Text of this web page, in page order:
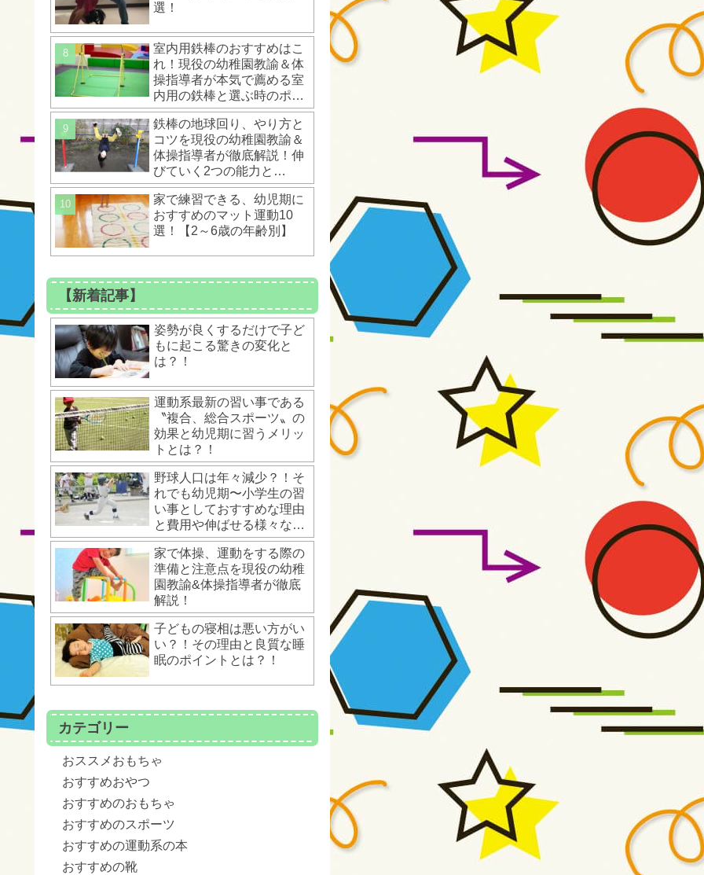
選！
室内用鉄棒のおすすめはこ
れ！現役の幼稚園教諭＆体
操指導者が本気で薦める室
内用の鉄棒と選ぶ時のポイ
ントとは？！
鉄棒の地球回り、やり方と
コツを現役の幼稚園教諭＆
体操指導者が徹底解説！伸
びていく2つの能力と
は？！
家で練習できる、幼児期に
おすすめのマット運動10
選！【2～6歳の年齢別】
【新着記事】
姿勢が良くするだけで子ど
もに起こる驚きの変化と
は？！
運動系最新の習い事である
〝複合、総合スポーツ〟の
効果と幼児期に習うメリッ
トとは？！
野球人口は年々減少？！そ
れでも幼児期〜小学生の習
い事としておすすめな理由
と費用や伸ばせる様々な運
動能力とは？！
家で体操、運動をする際の
準備と注意点を現役の幼稚
園教諭&体操指導者が徹底
解説！
子どもの寝相は悪い方がい
い？！その理由と良質な睡
眠のポイントとは？！
カテゴリー
おススメおもちゃ
おすすめおやつ
おすすめのおもちゃ
おすすめのスポーツ
おすすめの運動系の本
おすすめの靴